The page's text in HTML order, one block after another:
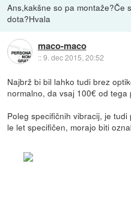
Ans,kakšne so pa montaže?Če
dota?Hvala
maco-maco
::9. dec 2015, 20:52
Najbrž bi bil lahko tudi brez
normalno, da vsaj 100€ od
Poleg specifičnih vibracij, je
le let specifičen, morajo biti